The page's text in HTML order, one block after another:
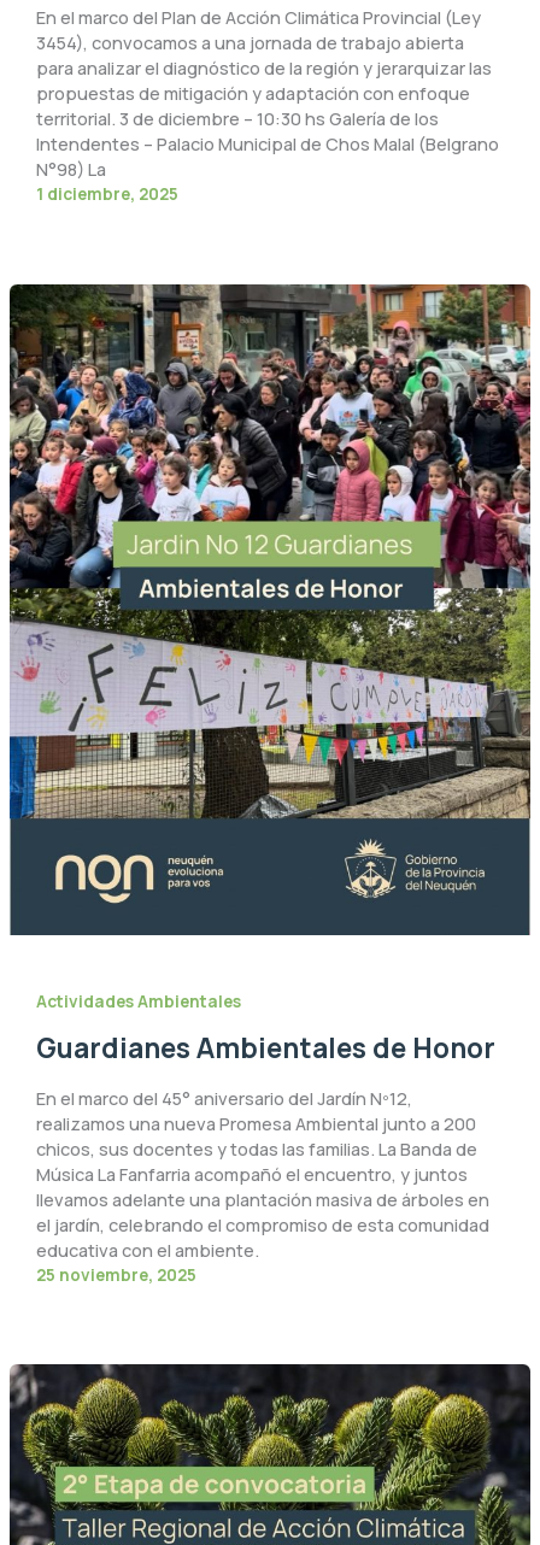
En el marco del Plan de Acción Climática Provincial (Ley
3454), convocamos a una jornada de trabajo abierta
para analizar el diagnóstico de la región y jerarquizar las
propuestas de mitigación y adaptación con enfoque
territorial. 3 de diciembre – 10:30 hs Galería de los
Intendentes – Palacio Municipal de Chos Malal (Belgrano
N°98) La
1 diciembre, 2025
Actividades Ambientales
Guardianes Ambientales de Honor
En el marco del 45° aniversario del Jardín Nº12,
realizamos una nueva Promesa Ambiental junto a 200
chicos, sus docentes y todas las familias. La Banda de
Música La Fanfarria acompañó el encuentro, y juntos
llevamos adelante una plantación masiva de árboles en
el jardín, celebrando el compromiso de esta comunidad
educativa con el ambiente.
25 noviembre, 2025